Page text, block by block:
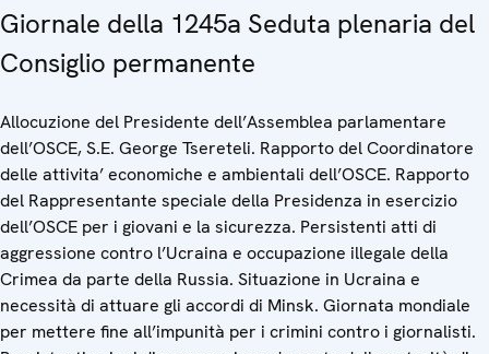
Giornale della 1245a Seduta plenaria del
Consiglio permanente
Allocuzione del Presidente dell’Assemblea parlamentare
dell’OSCE, S.E. George Tsereteli. Rapporto del Coordinatore
delle attivita’ economiche e ambientali dell’OSCE. Rapporto
del Rappresentante speciale della Presidenza in esercizio
dell’OSCE per i giovani e la sicurezza. Persistenti atti di
aggressione contro l’Ucraina e occupazione illegale della
Crimea da parte della Russia. Situazione in Ucraina e
necessità di attuare gli accordi di Minsk. Giornata mondiale
per mettere fine all’impunità per i crimini contro i giornalisti.